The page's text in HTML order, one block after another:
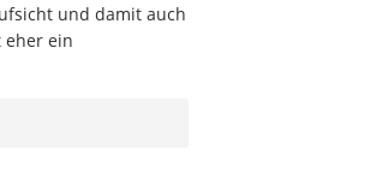
und damit auch
eher ein